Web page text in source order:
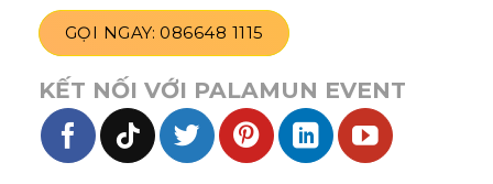
GỌI NGAY: 086648 1115
KẾT NỐI VỚI PALAMUN EVENT